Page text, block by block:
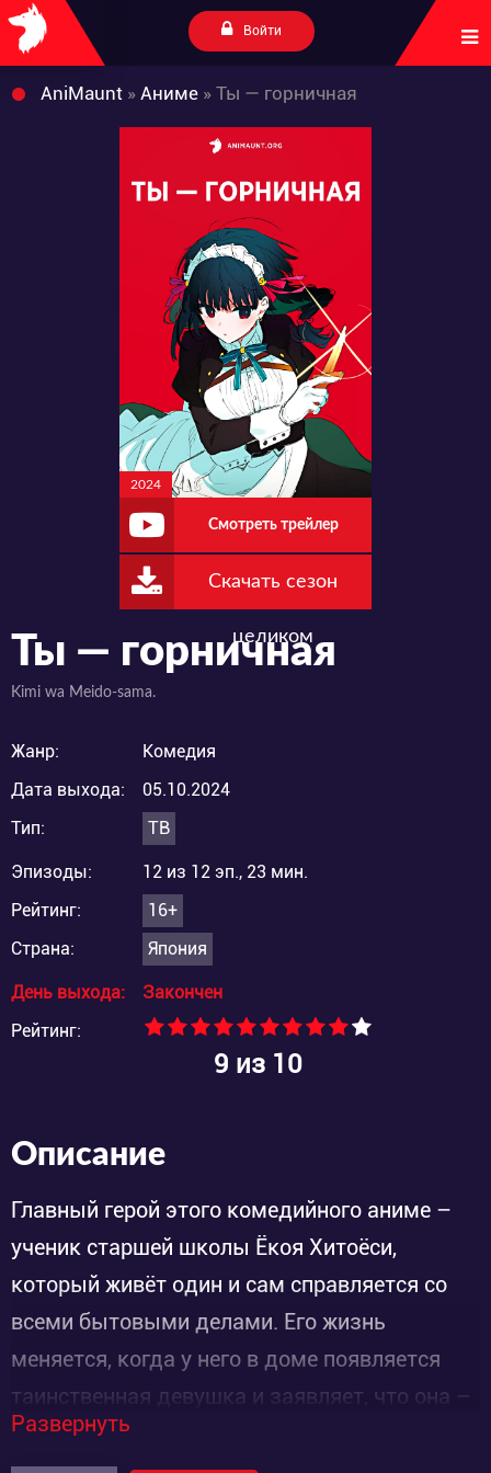
Войти
AniMaunt » Аниме » Ты — горничная
2024
Смотреть трейлер
Скачать сезон
целиком
Ты — горничная
Kimi wa Meido-sama.
Жанр:
Комедия
Дата выхода:
05.10.2024
Тип:
ТВ
Эпизоды:
12 из 12 эп., 23 мин.
Рейтинг:
16+
Страна:
Япония
День выхода:
Закончен
Рейтинг:
9 из 10
Описание
Главный герой этого комедийного аниме –
ученик старшей школы Ёкоя Хитоёси,
который живёт один и сам справляется со
всеми бытовыми делами. Его жизнь
меняется, когда у него в доме появляется
таинственная девушка и заявляет, что она –
наёмная убийца. Девушка просит героя
Развернуть